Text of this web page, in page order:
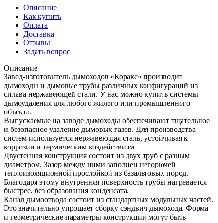
Описание
Как купить
Оплата
Доставка
Отзывы
Задать вопрос
Описание
Завод-изготовитель дымоходов «Коракс» производит
дымоходы и дымовые трубы различных конфигураций из
сплава нержавеющей стали. У нас можно купить системы
дымоудаления для любого жилого или промышленного
объекта.
Выпускаемые на заводе дымоходы обеспечивают тщательное
и безопасное удаление дымовых газов. Для производства
систем используется нержавеющая сталь, устойчивая к
коррозии и термическим воздействиям.
Двустенная конструкция состоит из двух труб с разным
диаметром. Зазор между ними заполнен негорючей
теплоизоляционной прослойкой из базальтовых пород.
Благодаря этому внутренняя поверхность трубы нагревается
быстрее, без образования конденсата.
Канал дымоотвода состоит из стандартных модульных частей.
Это значительно упрощает сборку сэндвич дымохода. Форма
и геометрические параметры конструкции могут быть